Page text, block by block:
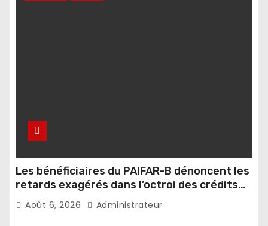
Les bénéficiaires du PAIFAR-B dénoncent les
retards exagérés dans l’octroi des crédits
agricoles
Août 6, 2026 Administrateur